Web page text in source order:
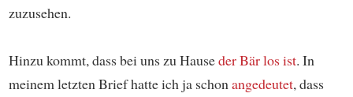
zuzusehen.
Hinzu kommt, dass bei uns zu Hauseder Bär los ist. In
meinem letzten Brief hatte ich ja schonangedeutet, dass